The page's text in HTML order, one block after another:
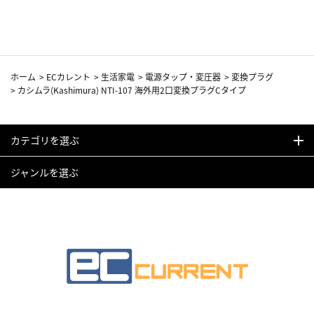
ホーム > ECカレント > 生活家電 > 電源タップ・変圧器 >変換プラグ
> カシムラ(Kashimura) NTI-107 海外用2口変換プラグCタイプ
カテゴリを選ぶ
ジャンルを選ぶ